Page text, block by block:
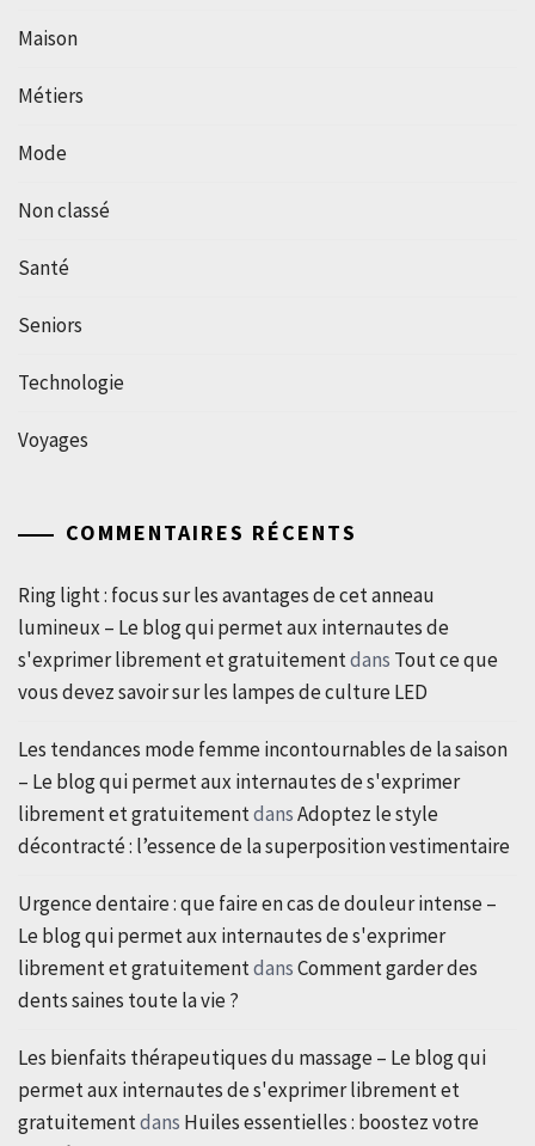
Maison
Métiers
Mode
Non classé
Santé
Seniors
Technologie
Voyages
COMMENTAIRES RÉCENTS
Ring light : focus sur les avantages de cet anneau
lumineux – Le blog qui permet aux internautes de
s'exprimer librement et gratuitementdans Tout ce que
vous devez savoir sur les lampes de culture LED
Les tendances mode femme incontournables de la saison
– Le blog qui permet aux internautes de s'exprimer
librement et gratuitementdansAdoptez le style
décontracté : l’essence de la superposition vestimentaire
Urgence dentaire : que faire en cas de douleur intense –
Le blog qui permet aux internautes de s'exprimer
librement et gratuitementdansComment garder des
dents saines toute la vie ?
Les bienfaits thérapeutiques du massage – Le blog qui
permet aux internautes de s'exprimer librement et
gratuitementdans Huiles essentielles : boostez votre